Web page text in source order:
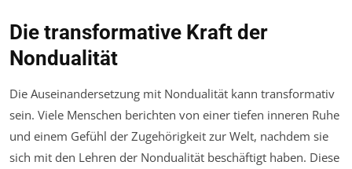
Die transformative Kraft der
Nondualität
Die Auseinandersetzung mit Nondualität kann transformativ
sein. Viele Menschen berichten von einer tiefen inneren Ruhe
und einem Gefühl der Zugehörigkeit zur Welt, nachdem sie
sich mit den Lehren der Nondualität beschäftigt haben. Diese